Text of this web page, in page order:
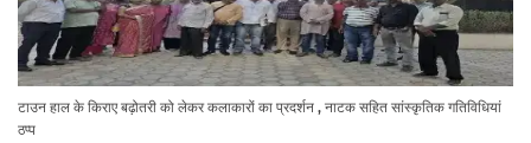
टाउन हाल के किराए बढ़ोतरी को लेकर कलाकारों का प्रदर्शन , नाटक सहित सांस्कृतिक गतिविधियां
ठप्प